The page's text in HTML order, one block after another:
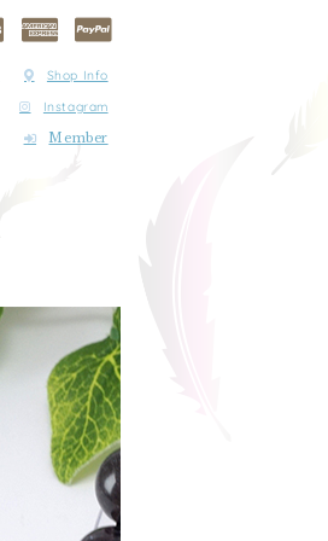
Shop Info
Instagram
Member